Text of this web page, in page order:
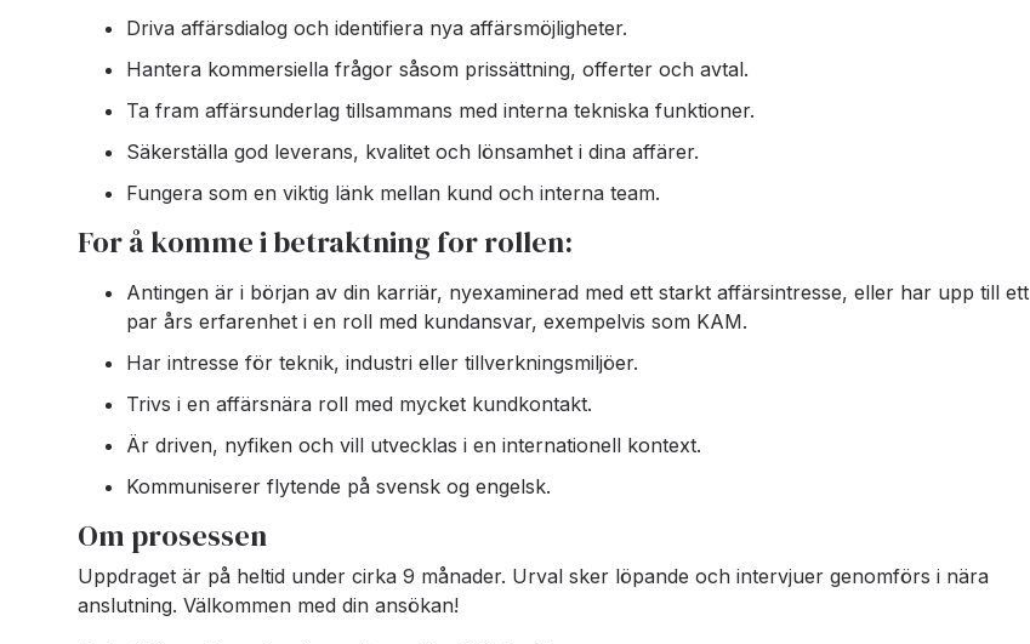
Driva affärsdialog och identifiera nya affärsmöjligheter.
Hantera kommersiella frågor såsom prissättning, offerter och avtal.
Ta fram affärsunderlag tillsammans med interna tekniska funktioner.
Säkerställa god leverans, kvalitet och lönsamhet i dina affärer.
Fungera som en viktig länk mellan kund och interna team.
For å komme i betraktning for rollen:
Antingen är i början av din karriär, nyexaminerad med ett starkt affärsintresse, eller har upp till ett
par års erfarenhet i en roll med kundansvar, exempelvis som KAM.
Har intresse för teknik, industri eller tillverkningsmiljöer.
Trivs i en affärsnära roll med mycket kundkontakt.
Är driven, nyfiken och vill utvecklas i en internationell kontext.
Kommuniserer flytende på svensk og engelsk.
Om prosessen
Uppdraget är på heltid under cirka 9 månader. Urval sker löpande och intervjuer genomförs i nära
anslutning. Välkommen med din ansökan!